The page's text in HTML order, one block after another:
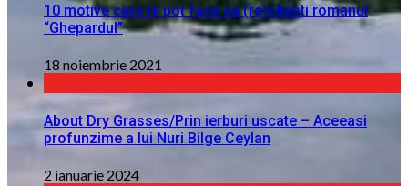
10 motive care te pot face sa (re)citesti romanul
“Ghepardul”
18 noiembrie 2021
About Dry Grasses/Prin ierburi uscate – Aceeasi
profunzime a lui Nuri Bilge Ceylan
2 ianuarie 2024